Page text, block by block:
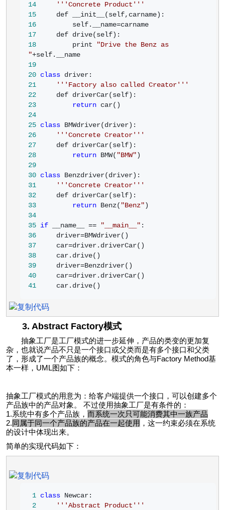
14
''' Concrete Product '''
15
16
         self.__name=
17
18
         print
"
"+
19
20 class
21
''' Factory also called Creator '''
22
23
return
24
25 class
26
''' Concrete Creator '''
27
28
return BMW( "BMW"
29
30 class
31
''' Concrete Creator '''
32
33
return Benz( "Benz"
34
35 if __name__ == " __main__ "
36
     driver=
37
     car=
38
39
     driver=
40
     car=
41
     car.drive()
3. Abstract Factory模式
抽象工厂是工厂模式的进一步延伸，产品的类变的更加复
杂，也就说产品不只是一个接口或父类而是有多个接口和父类
了，形成了一个产品族的概念。模式的角色与Factory Method基
本一样，UML图如下：
抽象工厂模式的用意为：给客户端提供一个接口，可以创建多个
产品族中的产品对象。 不过使用抽象工厂是有条件的：
1.系统中有多个产品族， 而系统一次只可能消费其中一族产品
2.同属于同一个产品族的产品在一起使用 ，这一约束必须在系统
的设计中体现出来。
简单的实现代码如下：
1 class
2
''' Abstract Product '''